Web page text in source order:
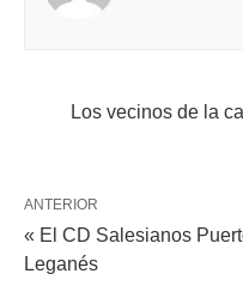
Los vecinos de la
ANTERIOR
« El CD Salesianos
Leganés